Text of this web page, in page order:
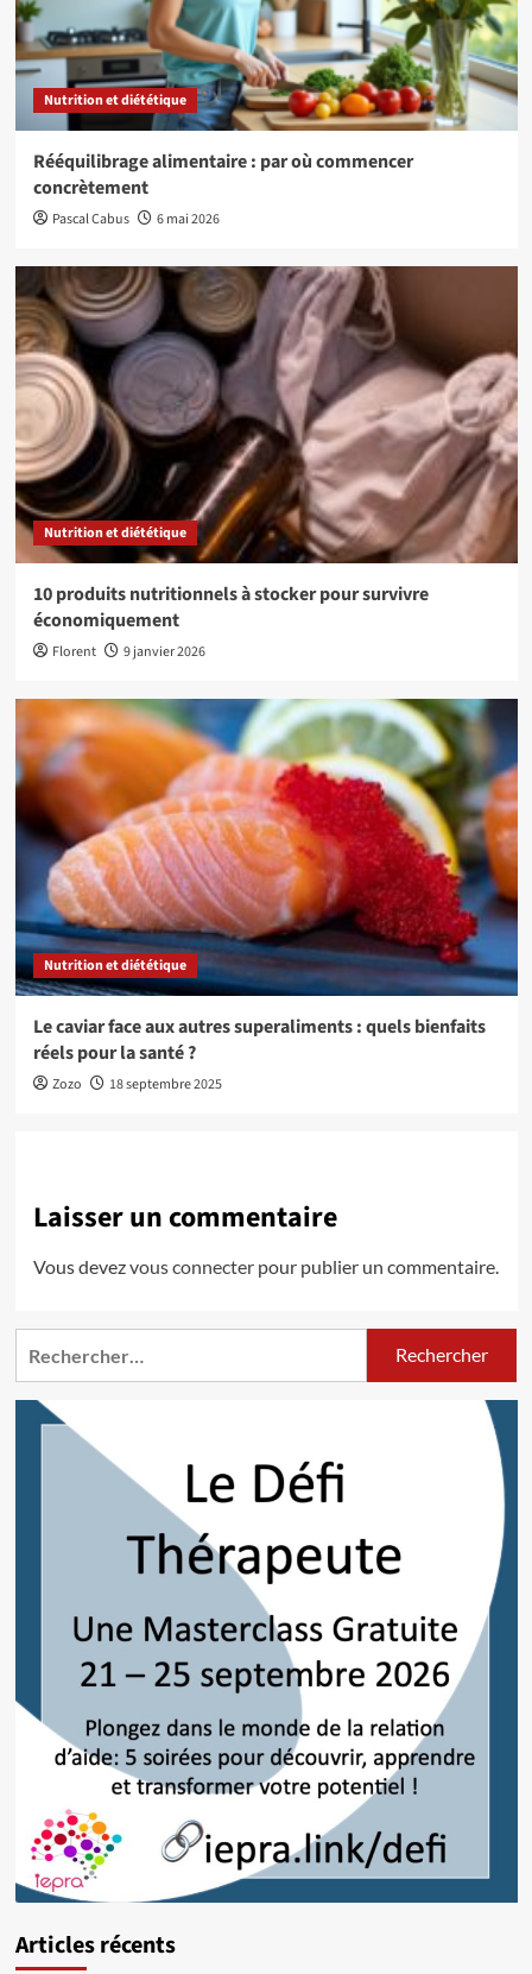
Nutrition et diététique
Rééquilibrage alimentaire : par où commencer
concrètement
Pascal Cabus 6 mai 2026
Nutrition et diététique
10 produits nutritionnels à stocker pour survivre
économiquement
Florent 9 janvier 2026
Nutrition et diététique
Le caviar face aux autres superaliments : quels bienfaits
réels pour la santé ?
Zozo 18 septembre 2025
Laisser un commentaire
Vous devezvous connecterpour publier un commentaire.
Articles récents